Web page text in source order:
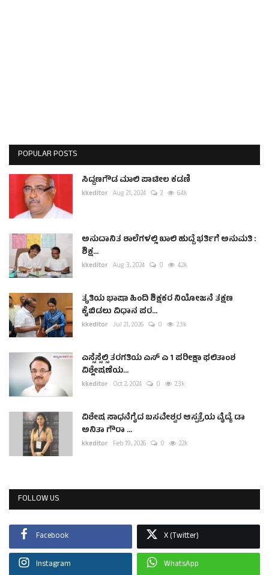
POPULAR POSTS
ಸಿದ್ದಣಗೌಡ ಮಾಲಿ ಪಾಟೀಲ ಕಡಣಿ
kkeditor Aug 21, 2024 2 6.4k
ಅನುದಾನಿತ ಶಾಲೆಗಳಲ್ಲಿ ಖಾಲಿ ಹುದ್ದೆ ಭರ್ತಿಗೆ ಅನುಮತಿ :
ಶಿಕ್ಷ...
kkeditor Aug 3, 2024 0 4.2k
ತೃತಿಯ ಭಾಷಾ ಹಿಂದಿ ಶಿಕ್ಷಕರ ನಿಯೋಜನೆ ತಕ್ಷಣ
ಕೈಬಿಡಲು ವಿಧಾನ ಪರ...
kkeditor Jul 21, 2026 0 2.3k
ಎಸ್ಸೆಸ್ಸೆಲ್ಸಿ ತರಗತಿಯ ಎಸ್ ಎ 1 ಪರೀಕ್ಷಾ ಫಲಿತಾಂಶ
ವಿಶ್ಲೇಷಣೆಯ...
kkeditor Oct 2, 2024 0 2.3k
ವಿಶೇಷ ಸಾಧನೆಗೈದ ಬಸವೇಶ್ವರ ಆಸ್ಪತ್ರೆಯ ವೈದ್ಯೆ ಡಾ
ಅನಿತಾ ಗೌರಾ ...
kkeditor Feb 19, 2026 0 2.2k
FOLLOW US
Facebook X (Twitter)
Instagram WhatsApp